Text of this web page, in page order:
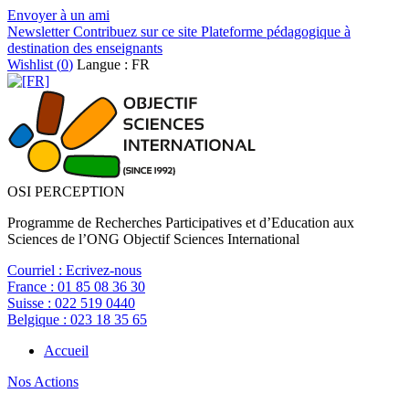
Envoyer à un ami
NewsletterContribuez sur ce site Plateforme pédagogique à
destination des enseignants
Wishlist (0) Langue : FR
OSI PERCEPTION
Programme de Recherches Participatives et d’Education aux
Sciences de l’ONG Objectif Sciences International
Courriel : Ecrivez-nous
France : 01 85 08 36 30
Suisse : 022 519 0440
Belgique : 023 18 35 65
Accueil
Nos Actions